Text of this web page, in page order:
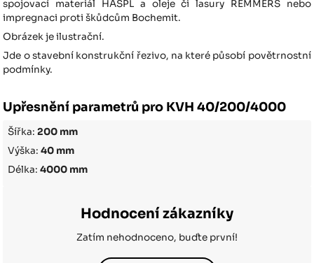
spojovací materiál HAŠPL a oleje či lasury REMMERS nebo
impregnaci proti škůdcům Bochemit.
Obrázek je ilustrační.
Jde o stavební konstrukční řezivo, na které působí povětrnostní
podmínky.
Upřesnění parametrů pro KVH 40/200/4000
Šířka:200 mm
Výška:40 mm
Délka:4000 mm
Hodnocení zákazníky
Zatím nehodnoceno, buďte první!